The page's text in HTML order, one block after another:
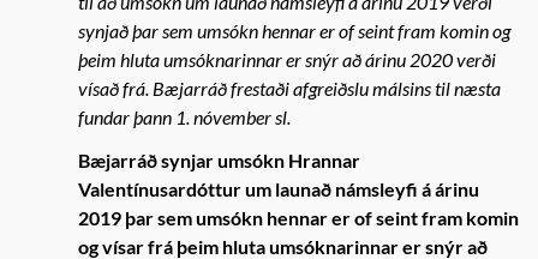
synjað þar sem umsókn hennar er of seint fram komin og
þeim hluta umsóknarinnar er snýr að árinu 2020 verði
vísað frá. Bæjarráð frestaði afgreiðslu málsins til næsta
fundar þann 1. nóvember sl.
Bæjarráð synjar umsókn Hrannar
Valentínusardóttur um launað námsleyfi á árinu
2019 þar sem umsókn hennar er of seint fram komin
og vísar frá þeim hluta umsóknarinnar er snýr að